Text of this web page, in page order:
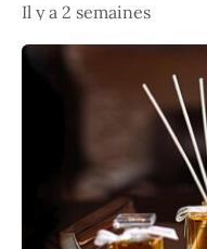
Il y a 2 semaines